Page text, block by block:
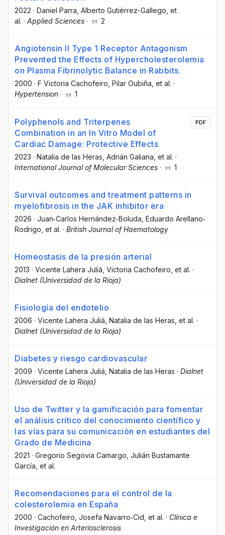
2022 · Daniel Parra , Alberto Gutiérrez-Gallego , et
al. · Applied Sciences · 2
Angiotensin II Type 1 Receptor Antagonism
Prevented the Effects of Hypercholesterolemia
on Plasma Fibrinolytic Balance in Rabbits.
2000 · F Victoria Cachofeiro , Pilar Oubiña , et al. ·
Hypertension · 1
Polyphenols and Triterpenes
Combination in an In Vitro Model of
Cardiac Damage: Protective Effects
2023 · Natalia de las Heras , Adrián Galiana , et al. ·
International Journal of Molecular Sciences · 1
PDF
Survival outcomes and treatment patterns in
myelofibrosis in the JAK inhibitor era
2026 · Juan‐Carlos Hernández‐Boluda , Eduardo Arellano‐
Rodrigo , et al. · British Journal of Haematology
Homeostasis de la presión arterial
2013 · Vicente Lahera Juliá , Victoria Cachofeiro , et al. ·
Dialnet (Universidad de la Rioja)
Fisiología del endotelio
2006 · Vicente Lahera Juliá , Natalia de las Heras , et al. ·
Dialnet (Universidad de la Rioja)
Diabetes y riesgo cardiovascular
2009 · Vicente Lahera Juliá , Natalia de las Heras · Dialnet
(Universidad de la Rioja)
Uso de Twitter y la gamificación para fomentar
el análisis crítico del conocimiento científico y
las vías para su comunicación en estudiantes del
Grado de Medicina
2021 · Gregorio Segovia Camargo , Julián Bustamante
García , et al.
Recomendaciones para el control de la
colesterolemia en España
2000 · Cachofeiro , Josefa Navarro‐Cid , et al. · Clínica e
Investigación en Arteriosclerosis